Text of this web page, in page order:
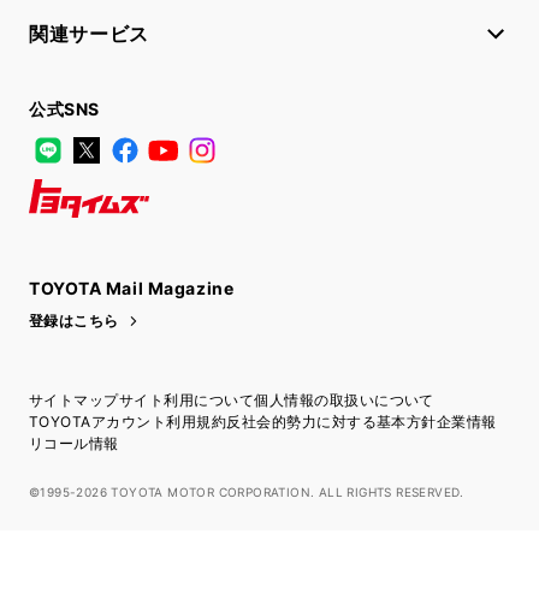
関連サービス
公式SNS
LINE
X FacebookYouTube
TOYOTA Mail Magazine
登録はこちら
サイトマップサイト利用について個人情報の取扱いについて
TOYOTAアカウント利用規約反社会的勢力に対する基本方針企業情報
リコール情報
©1995-2026 TOYOTA MOTOR CORPORATION. ALL RIGHTS RESERVED.